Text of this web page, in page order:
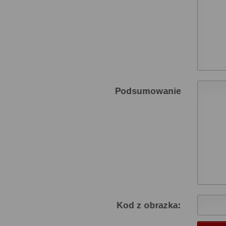
Podsumowanie
Kod z obrazka: